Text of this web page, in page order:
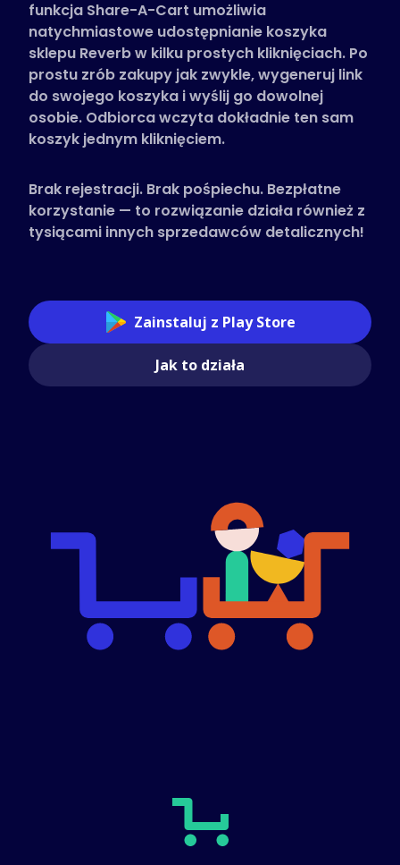
Poradniki
Polski (Polish)
funkcja Share-A-Cart umożliwia
natychmiastowe udostępnianie koszyka
sklepu Reverb w kilku prostych kliknięciach. Po
prostu zrób zakupy jak zwykle, wygeneruj link
do swojego koszyka i wyślij go dowolnej
osobie. Odbiorca wczyta dokładnie ten sam
koszyk jednym kliknięciem.
Brak rejestracji. Brak pośpiechu. Bezpłatne
korzystanie — to rozwiązanie działa również z
tysiącami innych sprzedawców detalicznych!
Zainstaluj z Play Store
Jak to działa